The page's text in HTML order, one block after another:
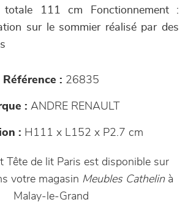
111 cm Fonctionnement :
sur le sommier réalisé par des
Référence : 26835
: ANDRE RENAULT
: H111 x L152 x P2.7 cm
Tête de lit Paris est disponible sur
votre magasin Meubles Cathelinà
Malay-le-Grand